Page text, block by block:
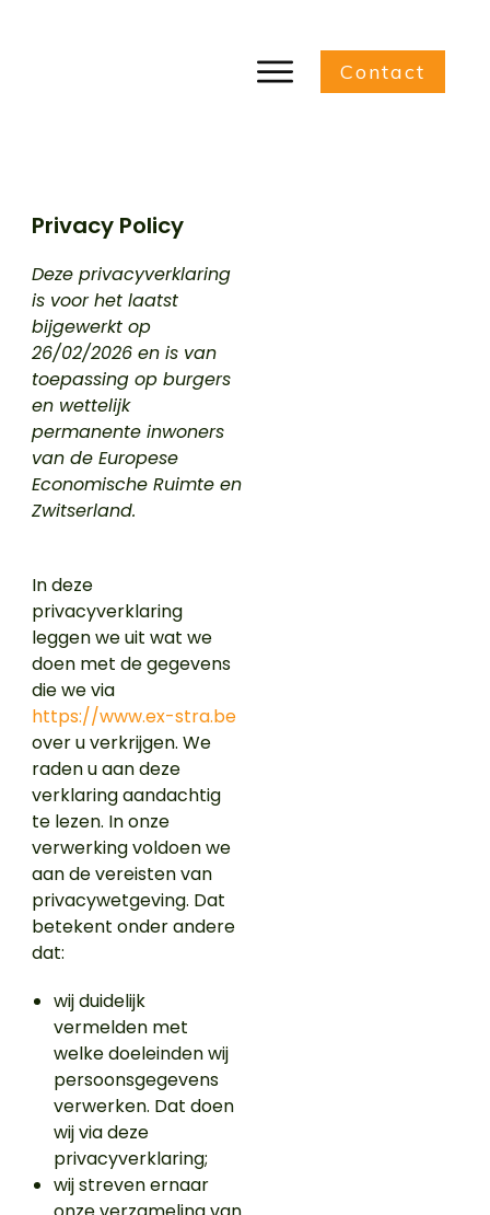
Contact
Privacy Policy
Deze privacyverklaring
is voor het laatst
bijgewerkt op
26/02/2026 en is van
toepassing op burgers
en wettelijk
permanente inwoners
van de Europese
Economische Ruimte en
Zwitserland.
In deze
privacyverklaring
leggen we uit wat we
doen met de gegevens
die we via
https://www.ex-stra.be
over u verkrijgen. We
raden u aan deze
verklaring aandachtig
te lezen. In onze
verwerking voldoen we
aan de vereisten van
privacywetgeving. Dat
betekent onder andere
dat:
wij duidelijk
vermelden met
welke doeleinden wij
persoonsgegevens
verwerken. Dat doen
wij via deze
privacyverklaring;
wij streven ernaar